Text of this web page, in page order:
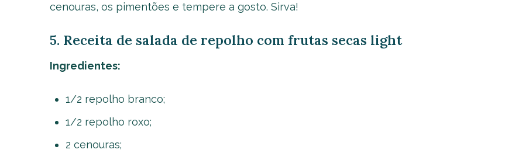
cenouras, os pimentões e tempere a gosto. Sirva!
5. Receita de salada de repolho com frutas secas light
Ingredientes:
1/2 repolho branco;
1/2 repolho roxo;
2 cenouras;